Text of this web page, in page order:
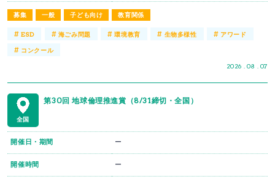
募集 一般 子ども向け 教育関係
2026 . 08 . 07
#ESD # 海ごみ問題 #環境教育 # 生物多様性 # アワード
# コンクール
全国
第30回 地球倫理推進賞（8/31締切・全国）
開催日・期間 ー
開催時間 ー